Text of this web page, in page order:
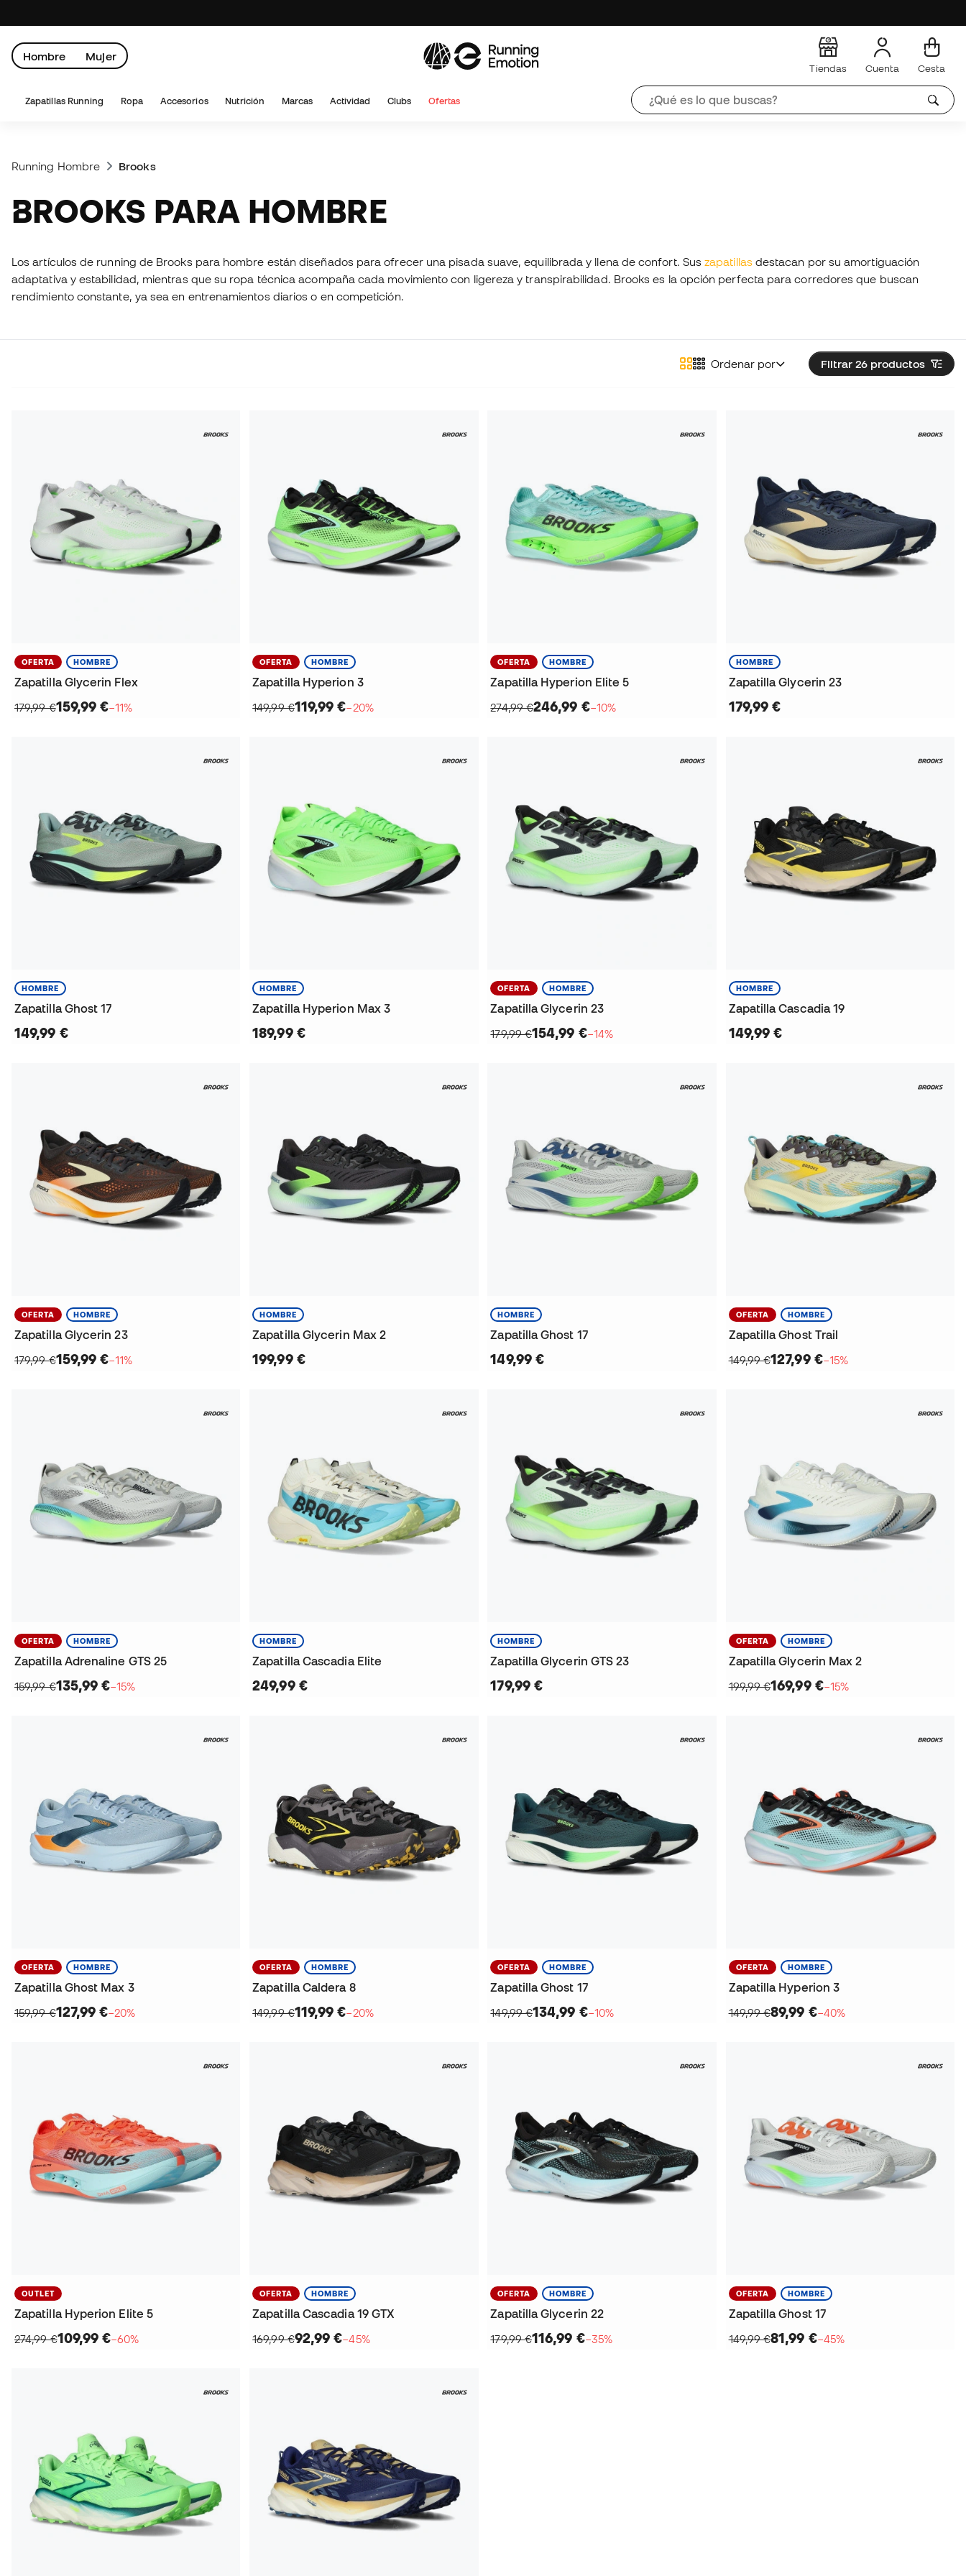
Hombre Mujer
Tiendas Cuenta Cesta
Zapatillas Running Ropa Accesorios Nutrición Marcas Actividad Clubs Ofertas
Running Hombre Brooks
BROOKS PARA HOMBRE
Los artículos de running de Brooks para hombre están diseñados para ofrecer una pisada suave, equilibrada y llena de confort. Suszapatillas destacan por su amortiguación
adaptativa y estabilidad, mientras que su ropa técnica acompaña cada movimiento con ligereza y transpirabilidad. Brooks es la opción perfecta para corredores que buscan
rendimiento constante, ya sea en entrenamientos diarios o en competición.
Filtrar 26 productos
Ordenar por
OFERTA HOMBRE
Zapatilla Glycerin Flex
179,99 €159,99 €−11%
OFERTA HOMBRE
Zapatilla Hyperion 3
149,99 €119,99 €−20%
OFERTA HOMBRE
Zapatilla Hyperion Elite 5
274,99 €246,99 €−10%
HOMBRE
Zapatilla Glycerin 23
179,99 €
HOMBRE
Zapatilla Ghost 17
149,99 €
HOMBRE
Zapatilla Hyperion Max 3
189,99 €
OFERTA HOMBRE
Zapatilla Glycerin 23
179,99 €154,99 €−14%
HOMBRE
Zapatilla Cascadia 19
149,99 €
OFERTA HOMBRE
Zapatilla Glycerin 23
179,99 €159,99 €−11%
HOMBRE
Zapatilla Glycerin Max 2
199,99 €
HOMBRE
Zapatilla Ghost 17
149,99 €
OFERTA HOMBRE
Zapatilla Ghost Trail
149,99 €127,99 €−15%
OFERTA HOMBRE
Zapatilla Adrenaline GTS 25
159,99 €135,99 €−15%
HOMBRE
Zapatilla Cascadia Elite
249,99 €
HOMBRE
Zapatilla Glycerin GTS 23
179,99 €
OFERTA HOMBRE
Zapatilla Glycerin Max 2
199,99 €169,99 €−15%
OFERTA HOMBRE
Zapatilla Ghost Max 3
159,99 €127,99 €−20%
OFERTA HOMBRE
Zapatilla Caldera 8
149,99 €119,99 €−20%
OFERTA HOMBRE
Zapatilla Ghost 17
149,99 €134,99 €−10%
OFERTA HOMBRE
Zapatilla Hyperion 3
149,99 €89,99 €−40%
OUTLET
Zapatilla Hyperion Elite 5
274,99 €109,99 €−60%
OFERTA HOMBRE
Zapatilla Cascadia 19 GTX
169,99 €92,99 €−45%
OFERTA HOMBRE
Zapatilla Glycerin 22
179,99 €116,99 €−35%
OFERTA HOMBRE
Zapatilla Ghost 17
149,99 €81,99 €−45%